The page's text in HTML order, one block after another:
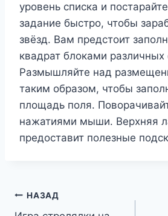
уровень списка и
задание быстро, чтобы
звёзд. Вам предстоит
квадрат блоками
Размышляйте над
таким образом, чтобы
площадь поля.
нажатиями мыши. Верхняя
предоставит полезные
Навигация
НАЗАД